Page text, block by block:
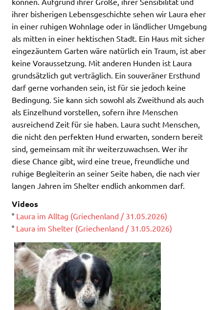
ihrer bisherigen Lebensgeschichte sehen wir Laura eher
in einer ruhigen Wohnlage oder in ländlicher Umgebung
als mitten in einer hektischen Stadt. Ein Haus mit sicher
eingezäuntem Garten wäre natürlich ein Traum, ist aber
keine Voraussetzung. Mit anderen Hunden ist Laura
grundsätzlich gut verträglich. Ein souveräner Ersthund
darf gerne vorhanden sein, ist für sie jedoch keine
Bedingung. Sie kann sich sowohl als Zweithund als auch
als Einzelhund vorstellen, sofern ihre Menschen
ausreichend Zeit für sie haben. Laura sucht Menschen,
die nicht den perfekten Hund erwarten, sondern bereit
sind, gemeinsam mit ihr weiterzuwachsen. Wer ihr
diese Chance gibt, wird eine treue, freundliche und
ruhige Begleiterin an seiner Seite haben, die nach vier
langen Jahren im Shelter endlich ankommen darf.
Videos
° Laura im Alltag (Griechenland / 31.05.2026)
° Laura im Shelter (Griechenland / 31.05.2026)